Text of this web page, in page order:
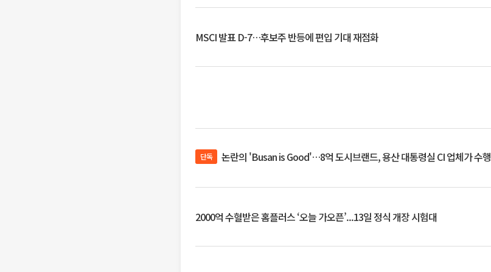
MSCI 발표 D-7…후보주 반등에 편입 기대 재점화
단독 논란의 'Busan is Good'…8억 도시브랜드, 용산 대통령실 CI 업체가 수행
2000억 수혈받은 홈플러스 ‘오늘 가오픈’...13일 정식 개장 시험대